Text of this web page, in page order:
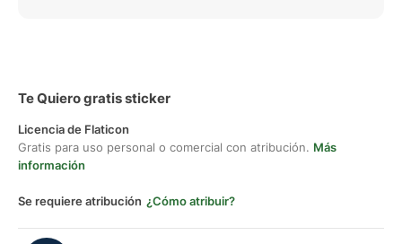
Te Quiero gratis sticker
Licencia de Flaticon
Gratis para uso personal o comercial con atribución. Más
información
Se requiere atribución ¿Cómo atribuir?